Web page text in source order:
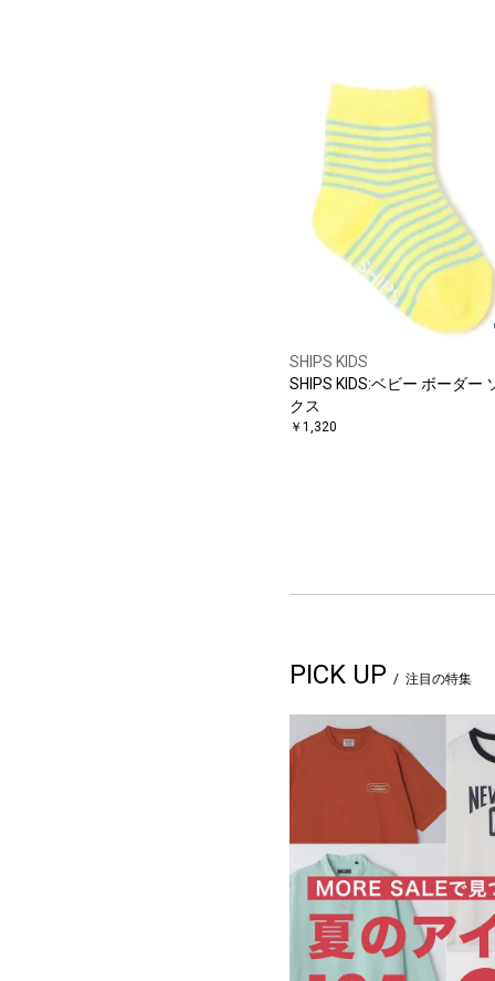
SHIPS KIDS
SHIPS KIDS:ベビー ボーダー
クス
￥1,320
PICK UP 注目の特集